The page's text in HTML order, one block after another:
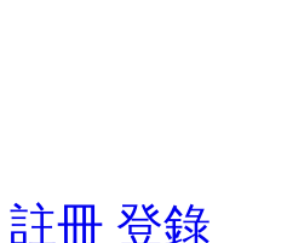
註冊 登錄